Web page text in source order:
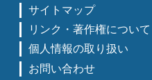
サイトマップ
リンク・著作権について
個人情報の取り扱い
お問い合わせ